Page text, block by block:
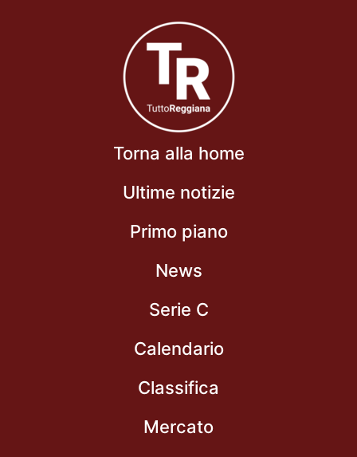
Torna alla home
Ultime notizie
Primo piano
News
Serie C
Calendario
Classifica
Mercato